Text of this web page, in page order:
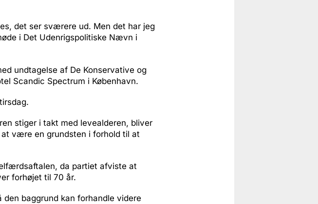
det ser sværere ud. Men det har jeg
i Det Udenrigspolitiske Nævn i
undtagelse af De Konservative og
Scandic Spectrum i København.
stiger i takt med levealderen, bliver
være en grundsten i forhold til at
da partiet afviste at
forhøjet til 70 år.
baggrund kan forhandle videre